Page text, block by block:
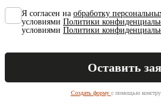
Я согласен на обработку
условиями Политики
условиями Политики
Создать форму с помощью